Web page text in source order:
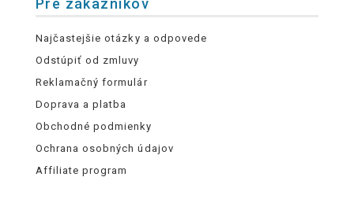
Pre zákazníkov
Najčastejšie otázky a odpovede
Odstúpiť od zmluvy
Reklamačný formulár
Doprava a platba
Obchodné podmienky
Ochrana osobných údajov
Affiliate program